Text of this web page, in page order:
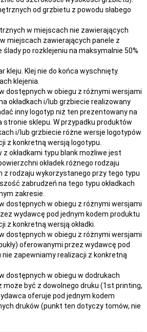
od grzbietu z powodu słabego
w miejscach nie zawierających
miejscach zawierających panele z
po rozklejeniu na maksymalnie 50%
kleju. Klej nie do końca wyschnięty.
klejenia.
dostępnych w obiegu z różnymi wersjami
okładkach i/lub grzbiecie realizowany
inny logotyp niż ten prezentowany na
stronie sklepu. W przypadku produktów
i/lub grzbiecie różne wersje logotypów
z konkretną wersją logotypu.
okładkami typu blank możliwe jest
okładek różnego rodzaju
z rodzaju wykorzystanego przy tego typu
zabrudzeń na tego typu okładkach
zakresie.
dostępnych w obiegu z różnymi wersjami
wydawcę pod jednym kodem produktu
z konkretną wersją okładki.
dostępnych w obiegu z różnymi wersjami
oferowanymi przez wydawcę pod
zapewniamy realizacji z konkretną
dostępnych w obiegu w dodrukach
być z dowolnego druku (1st printing,
oferuje pod jednym kodem
druków (punkt ten dotyczy tomów, nie